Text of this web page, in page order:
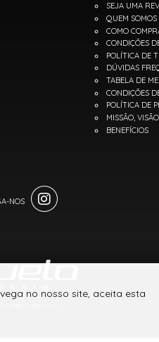
SEJA UMA
QUEM SOMOS
COMO
CONDIÇÕES
POLÍTICA DE
DÚVIDAS
TABELA DE
CONDIÇÕES
POLÍTICA DE
MISSÃO,
BENEFÍCIOS
no nosso site, aceita esta